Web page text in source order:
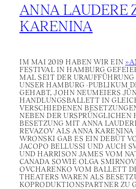
ANNA LAUDERE
KARENINA
IM MAI 2019 HABEN WIR EIN
FESTIVAL IN HAMBURG
MAL SEIT DER
UNSER HAMBURG-PUBLIKUM
GEHABT, JOHN NEUMEIERS
HANDLUNGSBALLETT IN
VERSCHIEDENEN
NEBEN DER URSPRÜNGLICHEN
BESETZUNG MIT ANNA
REVAZOV ALS ANNA KARENINA
WRONSKI GAB ES EIN DEBÜT
JACOPO BELLUSSI UND AUCH
UND HARRISON JAMES VOM
CANADA SOWIE OLGA
OVCHARENKO VOM BALLETT
THEATERS WAREN ALS
KOPRODUKTIONSPARTNER ZU